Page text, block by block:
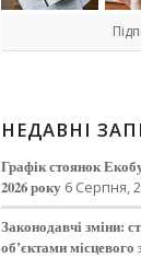
НЕДАВНІ
Графік стоянок
2026 року 6 Серпня,
Законодавчі зміни:
об’єктами місцевого